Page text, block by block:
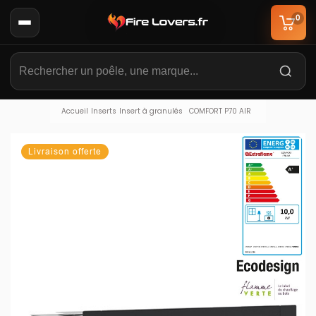
0
Accueil Inserts Insert à granulés COMFORT P70 AIR
Livraison offerte